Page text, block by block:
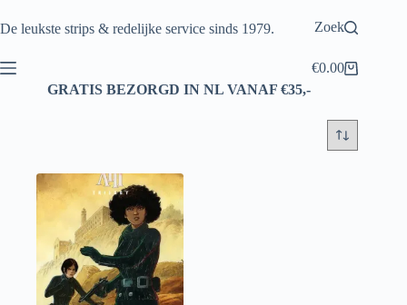
naar
De leukste strips & redelijke service sinds 1979. Zoek
Winkelwagen
€0.00
GRATIS BEZORGD IN NL VANAF €35,-